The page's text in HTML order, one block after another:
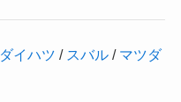
ダイハツ / スバル/ マツダ